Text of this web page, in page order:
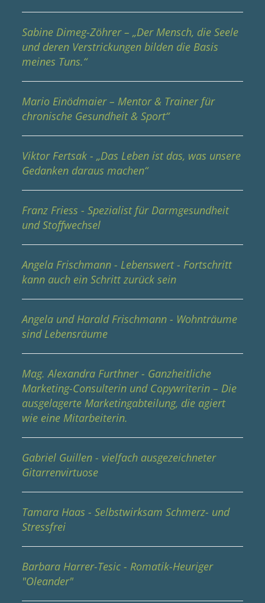
Sabine Dimeg-Zöhrer – „Der Mensch, die Seele
und deren Verstrickungen bilden die Basis
meines Tuns.“
Mario Einödmaier – Mentor & Trainer für
chronische Gesundheit & Sport“
Viktor Fertsak - „Das Leben ist das, was unsere
Gedanken daraus machen“
Franz Friess - Spezialist für Darmgesundheit
und Stoffwechsel
Angela Frischmann - Lebenswert - Fortschritt
kann auch ein Schritt zurück sein
Angela und Harald Frischmann - Wohnträume
sind Lebensräume
Mag. Alexandra Furthner - Ganzheitliche
Marketing-Consulterin und Copywriterin – Die
ausgelagerte Marketingabteilung, die agiert
wie eine Mitarbeiterin.
Gabriel Guillen - vielfach ausgezeichneter
Gitarrenvirtuose
Tamara Haas - Selbstwirksam Schmerz- und
Stressfrei
Barbara Harrer-Tesic - Romatik-Heuriger
"Oleander"